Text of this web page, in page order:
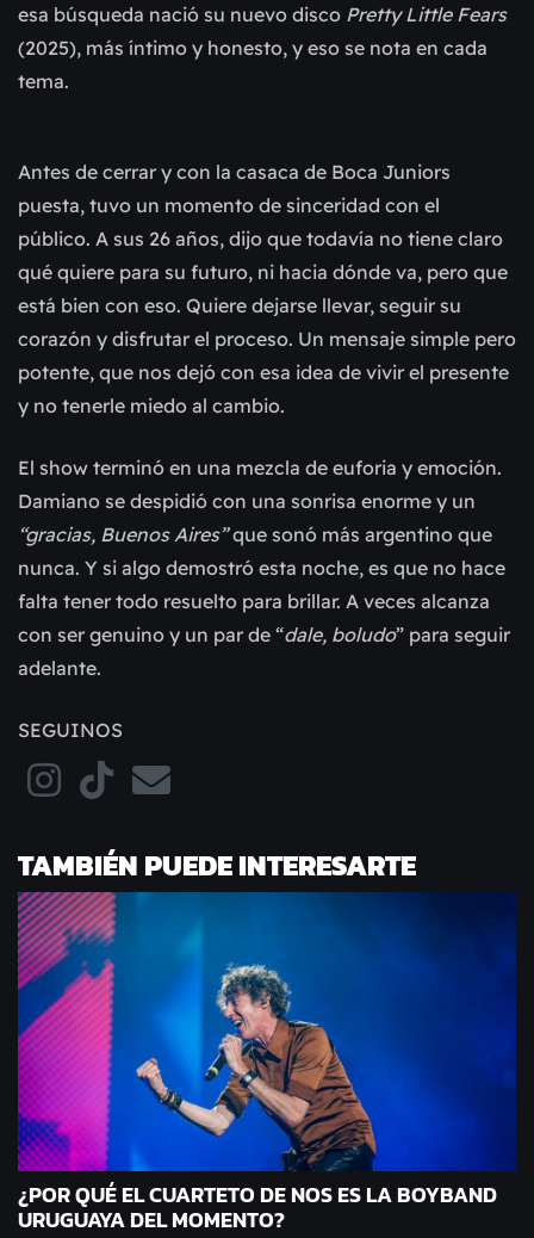
esa búsqueda nació su nuevo disco Pretty Little Fears
(2025), más íntimo y honesto, y eso se nota en cada
tema.
Antes de cerrar y con la casaca de Boca Juniors
puesta, tuvo un momento de sinceridad con el
público. A sus 26 años, dijo que todavía no tiene claro
qué quiere para su futuro, ni hacia dónde va, pero que
está bien con eso. Quiere dejarse llevar, seguir su
corazón y disfrutar el proceso. Un mensaje simple pero
potente, que nos dejó con esa idea de vivir el presente
y no tenerle miedo al cambio.
El show terminó en una mezcla de euforia y emoción.
Damiano se despidió con una sonrisa enorme y un
“gracias, Buenos Aires”que sonó más argentino que
nunca. Y si algo demostró esta noche, es que no hace
falta tener todo resuelto para brillar. A veces alcanza
con ser genuino y un par de “dale, boludo” para seguir
adelante.
SEGUINOS
TAMBIÉN PUEDE INTERESARTE
¿POR QUÉ EL CUARTETO DE NOS ES LA BOYBAND
URUGUAYA DEL MOMENTO?